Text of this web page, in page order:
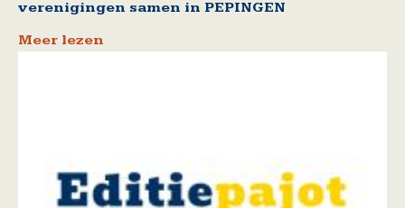
verenigingen samen in PEPINGEN
Meer lezen